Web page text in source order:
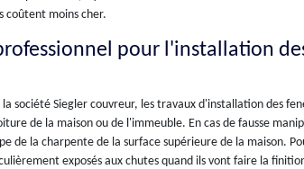
coûtent moins cher.
pour l'installation
société Siegler couvreur, les travaux d'installation des
de la maison ou de l'immeuble. En cas de fausse
de la charpente de la surface supérieure de la maison.
exposés aux chutes quand ils vont faire la